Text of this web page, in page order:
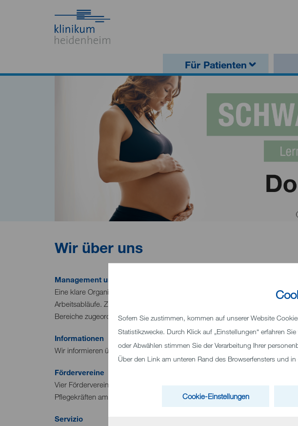
Sofern Sie zustimmen, kommen auf unserer Website
Statistikzwecke. Durch Klick auf „Einstellungen“ erfahren
oder Abwählen stimmen Sie der Verarbeitung Ihrer
Über den Link am unteren Rand des Browserfensters und
Cookie-Einstellungen
Für Patienten
Wir über uns
Management und Organisation
Eine klare Organisation und Aufteilung von Verantwortlichkeiten und
Arbeitsabläufe. Zudem sind der Geschäftsleitung der Kliniken Landkreis
Bereiche zugeordnet, die strategische und operative Aufgaben bündeln und
Informationen
Wir informieren über aktuelle Themen und Projekte in unserem Klinikum.
Fördervereine
Vier Fördervereine kümmern sich um verschiedene Anliegen und
Pflegekräften am Klinikum Heidenheim.
Servizio